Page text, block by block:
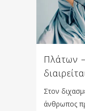
Πλάτων
Στον
άνθρωπος